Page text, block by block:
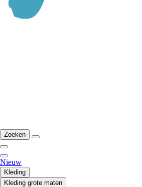
Zoeken
Nieuw
Kleding
Kleding grote maten